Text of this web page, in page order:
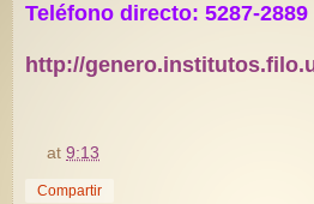
Teléfono directo: 5287-
http://
at9:13
Compartir